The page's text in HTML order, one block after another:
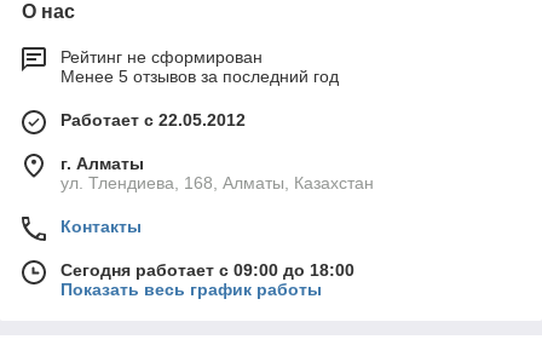
О нас
Рейтинг не сформирован
Менее 5 отзывов за последний год
Работает с 22.05.2012
г. Алматы
ул. Тлендиева, 168, Алматы, Казахстан
Контакты
Сегодня работает с 09:00 до 18:00
Показать весь график работы